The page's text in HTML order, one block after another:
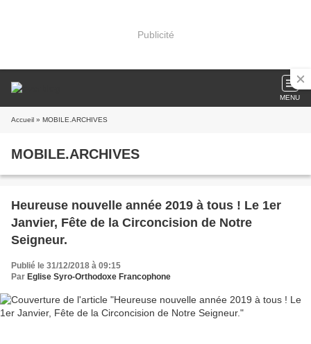
Publicité
MENU
Accueil » MOBILE.ARCHIVES
MOBILE.ARCHIVES
Heureuse nouvelle année 2019 à tous ! Le 1er
Janvier, Fête de la Circoncision de Notre
Seigneur.
Publié le 31/12/2018 à 09:15
Par Eglise Syro-Orthodoxe Francophone